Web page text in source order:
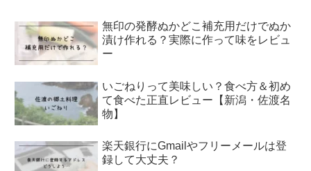
無印の発酵ぬかどこ補充用だけでぬか
漬け作れる？実際に作って味をレビュ
ー
いごねりって美味しい？食べ方＆初め
て食べた正直レビュー【新潟・佐渡名
物】
楽天銀行にGmailやフリーメールは登
録して大丈夫？